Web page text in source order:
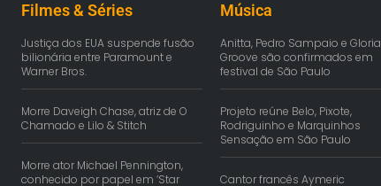
Filmes & Séries
Justiça dos EUA suspende fusão
bilionária entre Paramount e
Warner Bros.
Morre Daveigh Chase, atriz de O
Chamado e Lilo & Stitch
Morre ator Michael Pennington,
conhecido por papel em ‘Star
Música
Anitta, Pedro Sampaio e Gloria
Groove são confirmados em
festival de São Paulo
Projeto reúne Belo, Pixote,
Rodriguinho e Marquinhos
Sensação em São Paulo
Cantor francês Aymeric